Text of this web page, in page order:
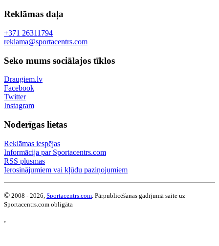
Reklāmas daļa
+371 26311794
reklama@sportacentrs.com
Seko mums sociālajos tīklos
Draugiem.lv
Facebook
Twitter
Instagram
Noderīgas lietas
Reklāmas iespējas
Informācija par Sportacentrs.com
RSS plūsmas
Ierosinājumiem vai kļūdu paziņojumiem
© 2008 - 2026, Sportacentrs.com . Pārpublicēšanas gadījumā saite uz
Sportacentrs.com obligāta